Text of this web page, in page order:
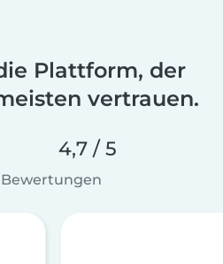
Plattform, der
vertrauen.
4,7 / 5
Bewertungen